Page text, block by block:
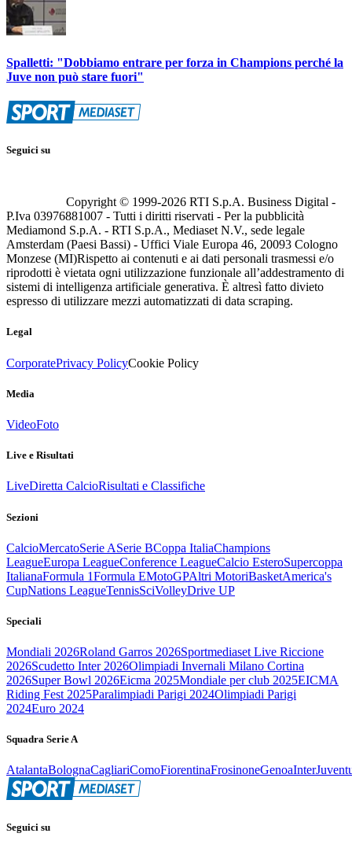
Spalletti: "Dobbiamo entrare per forza in Champions perché la
Juve non può stare fuori"
Seguici su
Copyright © 1999-2026 RTI S.p.A. Business Digital -
P.Iva 03976881007 - Tutti i diritti riservati - Per la pubblicità
Mediamond S.p.A. - RTI S.p.A., Mediaset N.V., sede legale
Amsterdam (Paesi Bassi) - Uffici Viale Europa 46, 20093 Cologno
Monzese (MI)Rispetto ai contenuti e ai dati personali trasmessi e/o
riprodotti è vietata ogni utilizzazione funzionale all’addestramento di
sistemi di intelligenza artificiale generativa. È altresì fatto divieto
espresso di utilizzare mezzi automatizzati di data scraping.
Legal
CorporatePrivacy PolicyCookie Policy
Media
VideoFoto
Live e Risultati
LiveDiretta CalcioRisultati e Classifiche
Sezioni
CalcioMercatoSerie ASerie BCoppa ItaliaChampions
LeagueEuropa LeagueConference LeagueCalcio EsteroSupercoppa
ItalianaFormula 1Formula EMotoGPAltri MotoriBasketAmerica's
CupNations LeagueTennisSciVolleyDrive UP
Speciali
Mondiali 2026Roland Garros 2026Sportmediaset Live Riccione
2026Scudetto Inter 2026Olimpiadi Invernali Milano Cortina
2026Super Bowl 2026Eicma 2025Mondiale per club 2025EICMA
Riding Fest 2025Paralimpiadi Parigi 2024Olimpiadi Parigi
2024Euro 2024
Squadra Serie A
AtalantaBolognaCagliariComoFiorentinaFrosinoneGenoaInter
Seguici su